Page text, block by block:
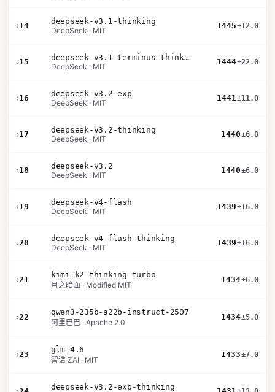
›14
deepseek-v3.1-thinking
DeepSeek · MIT
1445±12.0
›15
deepseek-v3.1-terminus-thinking
DeepSeek · MIT
1444±22.0
›16
deepseek-v3.2-exp
DeepSeek · MIT
1441±11.0
›17
deepseek-v3.2-thinking
DeepSeek · MIT
1440±6.0
›18
deepseek-v3.2
DeepSeek · MIT
1440±6.0
›19
deepseek-v4-flash
DeepSeek · MIT
1439±16.0
›20
deepseek-v4-flash-thinking
DeepSeek · MIT
1439±16.0
›21
kimi-k2-thinking-turbo
月之暗面 · Modified MIT
1434±6.0
›22
qwen3-235b-a22b-instruct-2507
阿里巴巴 · Apache 2.0
1434±5.0
›23
glm-4.6
智谱 ZAI · MIT
1433±7.0
deepseek-v3.2-exp-thinking